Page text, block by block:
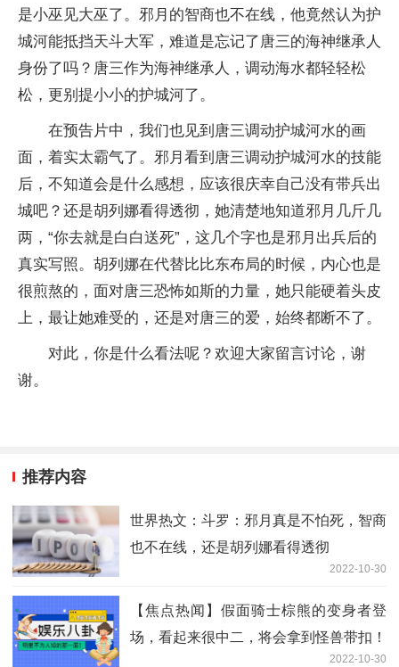
是小巫见大巫了。邪月的智商也不在线，他竟然认为护
城河能抵挡天斗大军，难道是忘记了唐三的海神继承人
身份了吗？唐三作为海神继承人，调动海水都轻轻松
松，更别提小小的护城河了。
在预告片中，我们也见到唐三调动护城河水的画
面，着实太霸气了。邪月看到唐三调动护城河水的技能
后，不知道会是什么感想，应该很庆幸自己没有带兵出
城吧？还是胡列娜看得透彻，她清楚地知道邪月几斤几
两，“你去就是白白送死”，这几个字也是邪月出兵后的
真实写照。胡列娜在代替比比东布局的时候，内心也是
很煎熬的，面对唐三恐怖如斯的力量，她只能硬着头皮
上，最让她难受的，还是对唐三的爱，始终都断不了。
对此，你是什么看法呢？欢迎大家留言讨论，谢
谢。
推荐内容
世界热文：斗罗：邪月真是不怕死，智商
也不在线，还是胡列娜看得透彻
2022-10-30
【焦点热闻】假面骑士棕熊的变身者登
场，看起来很中二，将会拿到怪兽带扣！
2022-10-30